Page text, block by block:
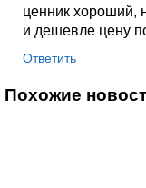
ценник хороший,
и дешевле цену
Ответить
Похожие